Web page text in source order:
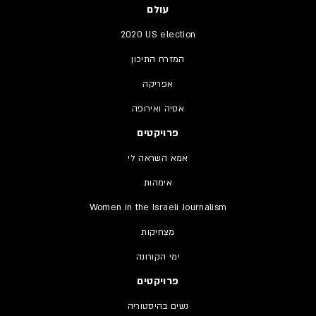
עולם
2020 US election
המזרח התיכון
אפריקה
אסיה ואירופה
פרויקטים
אמא השראה לי
אימהות
Women in the Israeli Journalism
מצחיקות
ימי הקורונה
פרויקטים
נשים בהיסטוריה